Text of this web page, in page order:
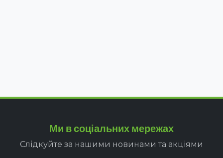
Ми в соціальних мережах
Слідкуйте за нашими новинами та акціями